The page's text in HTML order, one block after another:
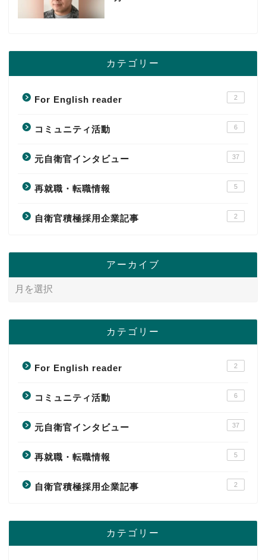
カテゴリー
For English reader 2
コミュニティ活動 6
元自衛官インタビュー 37
再就職・転職情報 5
自衛官積極採用企業記事 2
アーカイブ
カテゴリー
For English reader 2
コミュニティ活動 6
元自衛官インタビュー 37
再就職・転職情報 5
自衛官積極採用企業記事 2
カテゴリー